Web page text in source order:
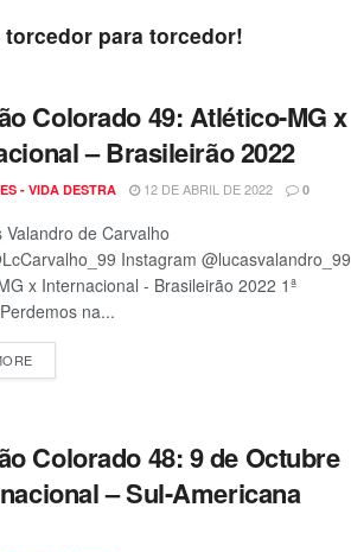
para torcedor!
Colorado 49: Atlético-MG x
– Brasileirão 2022
- VIDA DESTRA 12 DE ABRIL DE 2022 0
Valandro de Carvalho
Instagram @lucasvalandro_99
x Internacional - Brasileirão 2022 1ª
na...
Colorado 48: 9 de Octubre
– Sul-Americana